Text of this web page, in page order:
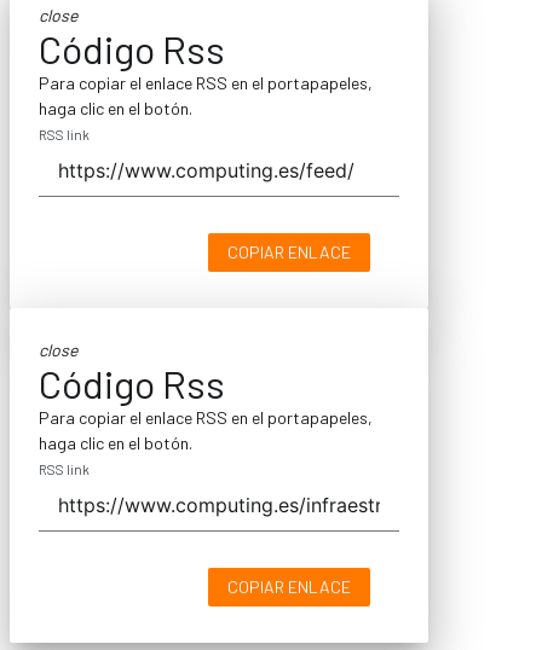
close
Código Rss
Para copiar el enlace RSS en el portapapeles,
haga clic en el botón.
RSS link
COPIAR ENLACE
close
Código Rss
Para copiar el enlace RSS en el portapapeles,
haga clic en el botón.
RSS link
COPIAR ENLACE